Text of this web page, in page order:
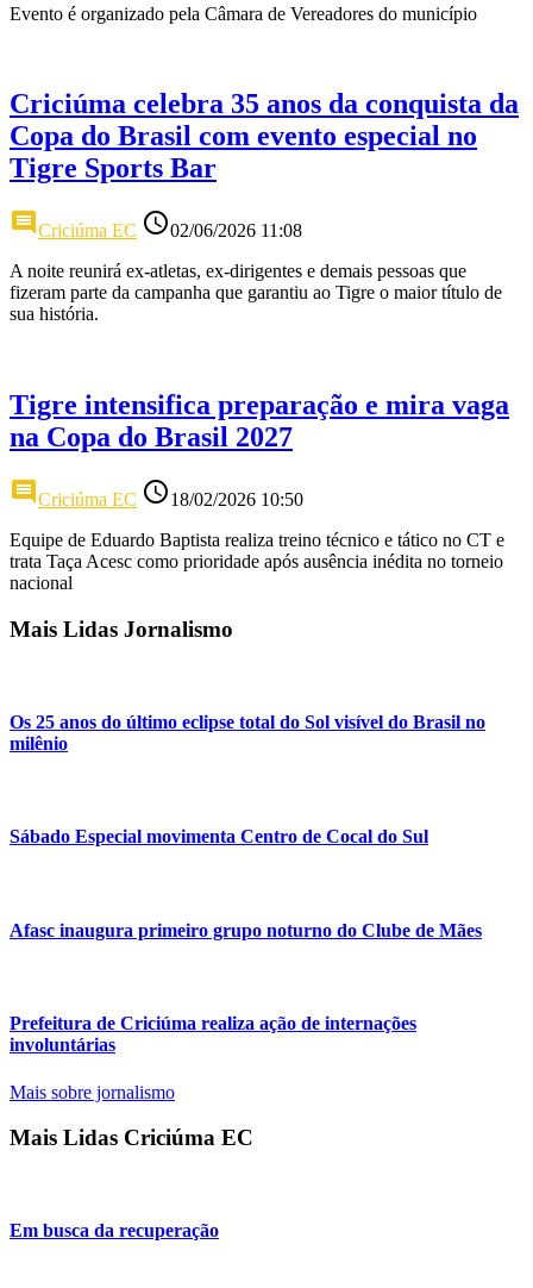
Evento é organizado pela Câmara de Vereadores do município
Criciúma celebra 35 anos da conquista da
Copa do Brasil com evento especial no
Tigre Sports Bar
commentCriciúma EC access_time02/06/2026 11:08
A noite reunirá ex-atletas, ex-dirigentes e demais pessoas que
fizeram parte da campanha que garantiu ao Tigre o maior título de
sua história.
Tigre intensifica preparação e mira vaga
na Copa do Brasil 2027
commentCriciúma EC access_time18/02/2026 10:50
Equipe de Eduardo Baptista realiza treino técnico e tático no CT e
trata Taça Acesc como prioridade após ausência inédita no torneio
nacional
Mais Lidas Jornalismo
Os 25 anos do último eclipse total do Sol visível do Brasil no
milênio
Sábado Especial movimenta Centro de Cocal do Sul
Afasc inaugura primeiro grupo noturno do Clube de Mães
Prefeitura de Criciúma realiza ação de internações
involuntárias
Mais sobre jornalismo
Mais Lidas Criciúma EC
Em busca da recuperação